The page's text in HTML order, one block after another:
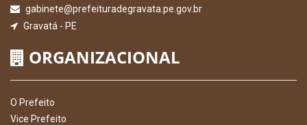
gabinete@prefeituradegravata.pe.gov.br
Gravatá - PE
ORGANIZACIONAL
O Prefeito
Vice Prefeito